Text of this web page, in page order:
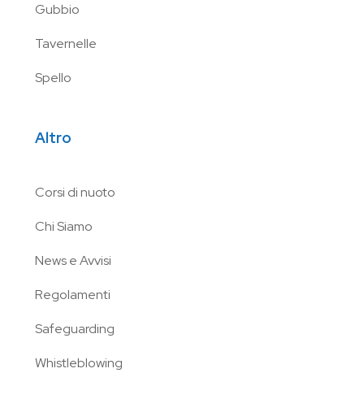
Gubbio
Tavernelle
Spello
Altro
Corsi di nuoto
Chi Siamo
News e Avvisi
Regolamenti
Safeguarding
Whistleblowing